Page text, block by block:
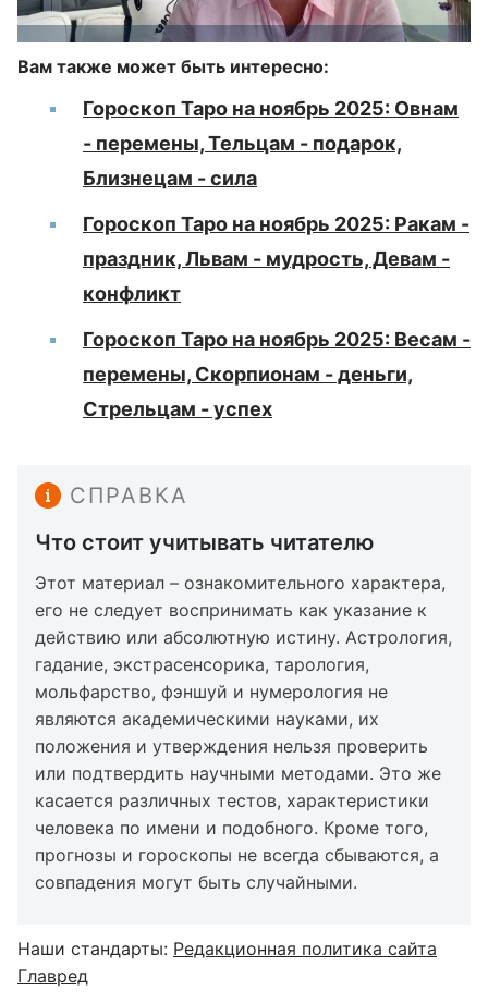
Вам также может быть интересно:
Гороскоп Таро на ноябрь 2025: Овнам
- перемены, Тельцам - подарок,
Близнецам - сила
Гороскоп Таро на ноябрь 2025: Ракам -
праздник, Львам - мудрость, Девам -
конфликт
Гороскоп Таро на ноябрь 2025: Весам -
перемены, Скорпионам - деньги,
Стрельцам - успех
СПРАВКА
Что стоит учитывать читателю
Этот материал – ознакомительного характера,
его не следует воспринимать как указание к
действию или абсолютную истину. Астрология,
гадание, экстрасенсорика, тарология,
мольфарство, фэншуй и нумерология не
являются академическими науками, их
положения и утверждения нельзя проверить
или подтвердить научными методами. Это же
касается различных тестов, характеристики
человека по имени и подобного. Кроме того,
прогнозы и гороскопы не всегда сбываются, а
совпадения могут быть случайными.
Наши стандарты: Редакционная политика сайта
Главред